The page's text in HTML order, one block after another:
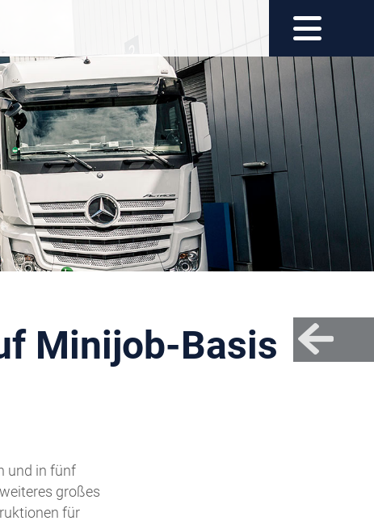
Minijob-Basis
und in fünf
großes
für